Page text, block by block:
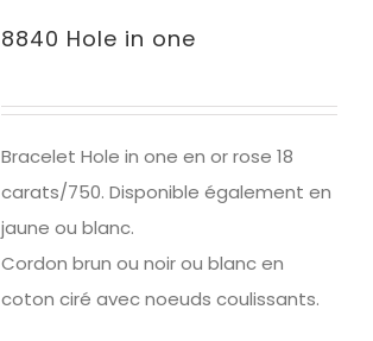
8840 Hole in one
Bracelet Hole in one en or rose 18
carats/750. Disponible également en
jaune ou blanc.
Cordon brun ou noir ou blanc en
coton ciré avec noeuds coulissants.